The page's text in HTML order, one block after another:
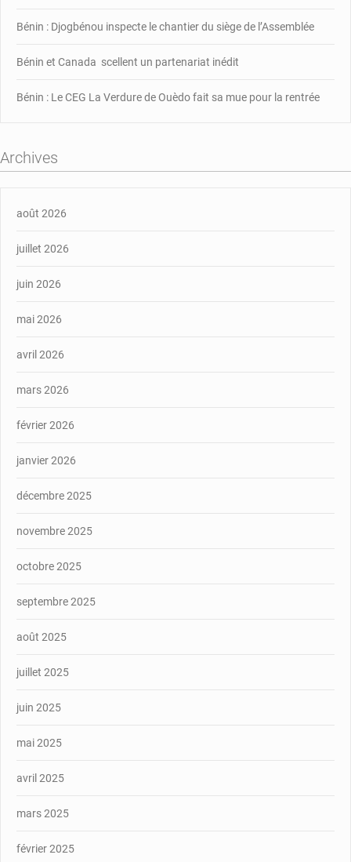
Bénin : Djogbénou inspecte le chantier du siège de l’Assemblée
Bénin et Canada scellent un partenariat inédit
Bénin : Le CEG La Verdure de Ouèdo fait sa mue pour la rentrée
Archives
août 2026
juillet 2026
juin 2026
mai 2026
avril 2026
mars 2026
février 2026
janvier 2026
décembre 2025
novembre 2025
octobre 2025
septembre 2025
août 2025
juillet 2025
juin 2025
mai 2025
avril 2025
mars 2025
février 2025